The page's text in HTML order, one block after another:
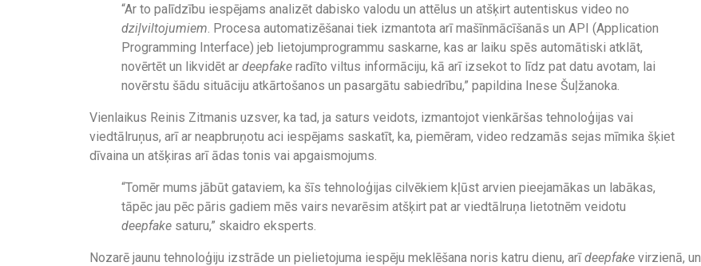
“Ar to palīdzību iespējams analizēt dabisko valodu un attēlus un atšķirt autentiskus video no
dziļviltojumiem . Procesa automatizēšanai tiek izmantota arī mašīnmācīšanās un API (Application
Programming Interface) jeb lietojumprogrammu saskarne, kas ar laiku spēs automātiski atklāt,
novērtēt un likvidēt ar deepfake radīto viltus informāciju, kā arī izsekot to līdz pat datu avotam, lai
novērstu šādu situāciju atkārtošanos un pasargātu sabiedrību,” papildina Inese Šuļžanoka.
Vienlaikus Reinis Zitmanis uzsver, ka tad, ja saturs veidots, izmantojot vienkāršas tehnoloģijas vai
viedtālruņus, arī ar neapbruņotu aci iespējams saskatīt, ka, piemēram, video redzamās sejas mīmika šķiet
dīvaina un atšķiras arī ādas tonis vai apgaismojums.
“Tomēr mums jābūt gataviem, ka šīs tehnoloģijas cilvēkiem kļūst arvien pieejamākas un labākas,
tāpēc jau pēc pāris gadiem mēs vairs nevarēsim atšķirt pat ar viedtālruņa lietotnēm veidotu
deepfake saturu,” skaidro eksperts.
Nozarē jaunu tehnoloģiju izstrāde un pielietojuma iespēju meklēšana noris katru dienu, arīdeepfake virzienā, un